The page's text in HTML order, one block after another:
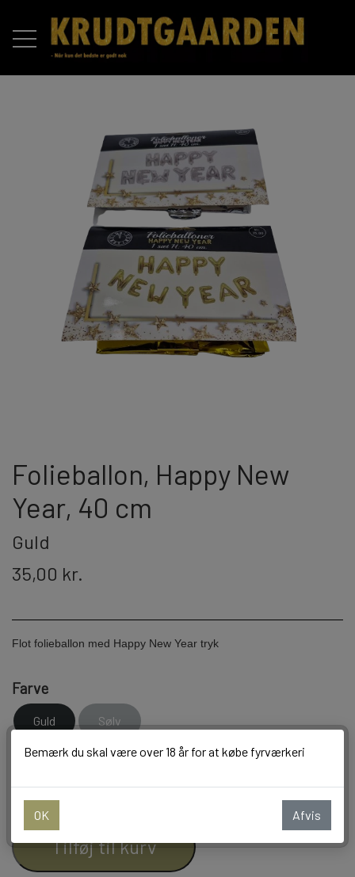
FORSIDE
PRODUKTER
RAKETTER
BATTERIER
PIROMAX
COMPOUND BATTERIER
STORMLIGHTER
KNALLERTER
BALLONER
OM OS
KONTAKT OS
ÅBNINGSTIDER 2025
Folieballon, Happy New
Year, 40 cm
Guld
35,00 kr.
Flot folieballon med Happy New Year tryk
Farve
Guld Sølv
− +
Tilføj til kurv
Bemærk du skal være over 18 år for at købe fyrværkeri
OK Afvis